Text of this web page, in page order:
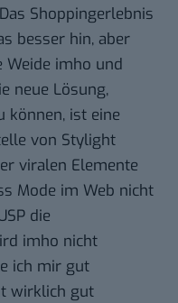
Shoppingerlebnis
besser hin, aber
Weide imho und
neue Lösung,
können, ist eine
von Stylight
viralen Elemente
Mode im Web nicht
die
imho nicht
ich mir gut
wirklich gut